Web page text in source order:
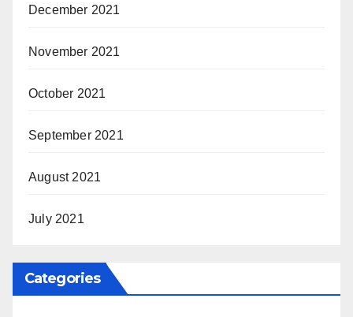
December 2021
November 2021
October 2021
September 2021
August 2021
July 2021
Categories